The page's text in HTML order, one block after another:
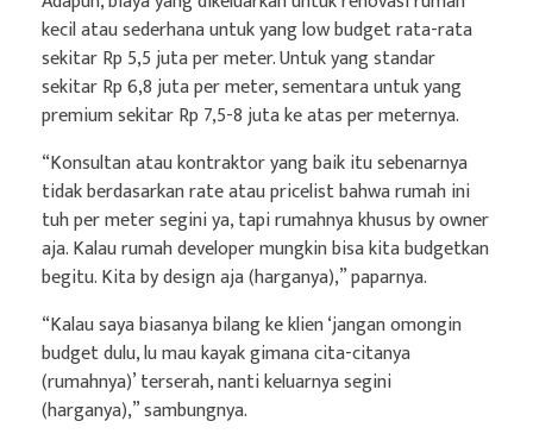
kecil atau sederhana untuk yang low budget rata-rata
sekitar Rp 5,5 juta per meter. Untuk yang standar
sekitar Rp 6,8 juta per meter, sementara untuk yang
premium sekitar Rp 7,5-8 juta ke atas per meternya.
“Konsultan atau kontraktor yang baik itu sebenarnya
tidak berdasarkan rate atau pricelist bahwa rumah ini
tuh per meter segini ya, tapi rumahnya khusus by owner
aja. Kalau rumah developer mungkin bisa kita budgetkan
begitu. Kita by design aja (harganya),” paparnya.
“Kalau saya biasanya bilang ke klien ‘jangan omongin
budget dulu, lu mau kayak gimana cita-citanya
(rumahnya)’ terserah, nanti keluarnya segini
(harganya),” sambungnya.